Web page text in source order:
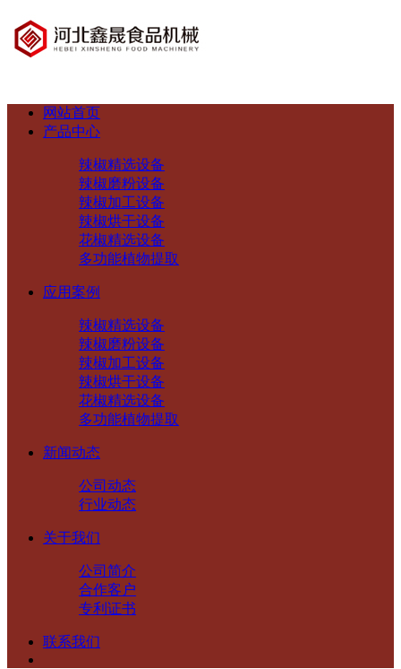
网站首页
产品中心
辣椒精选设备
辣椒磨粉设备
辣椒加工设备
辣椒烘干设备
花椒精选设备
多功能植物提取
应用案例
辣椒精选设备
辣椒磨粉设备
辣椒加工设备
辣椒烘干设备
花椒精选设备
多功能植物提取
新闻动态
公司动态
行业动态
关于我们
公司简介
合作客户
专利证书
联系我们